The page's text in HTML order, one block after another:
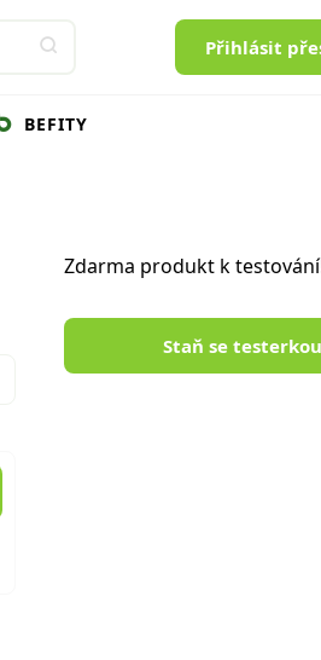
Přihlásit
BEFITY
Zdarma produkt k
Staň se